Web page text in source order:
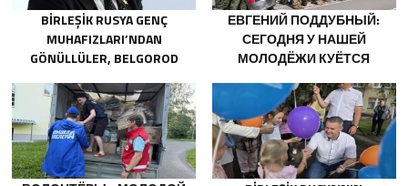
BIRLEŞIK RUSYA GENÇ
MUHAFIZLARI’NDAN
GÖNÜLLÜLER, BELGOROD
SÖNDÜRÜCÜLER VE
JENERATÖRLER KONUSUNDA
YARDIMCI OLACAK
ЕВГЕНИЙ ПОДДУБНЫЙ:
СЕГОДНЯ У НАШЕЙ
МОЛОДЁЖИ КУЁТСЯ